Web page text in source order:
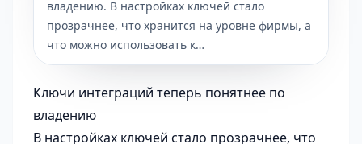
владению. В настройках ключей стало
прозрачнее, что хранится на уровне фирмы, а
что можно использовать к…
Ключи интеграций теперь понятнее по
владению
В настройках ключей стало прозрачнее, что